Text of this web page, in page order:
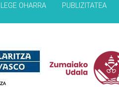
LEGE OHARRA PUBLIZITATEA